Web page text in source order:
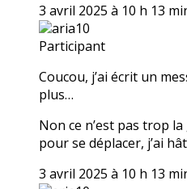
3 avril 2025 à 10 h 13
aria10
Participant
Coucou, j’ai écrit un
plus…
Non ce n’est pas trop
pour se déplacer, j’ai
3 avril 2025 à 10 h 13